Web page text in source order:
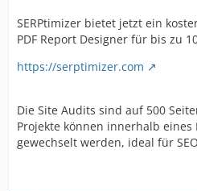
SERPtimizer bietet jetzt ein
PDF Report Designer für bis zu
https://serptimizer.com
Die Site Audits sind auf 500
Projekte können innerhalb
gewechselt werden, ideal für